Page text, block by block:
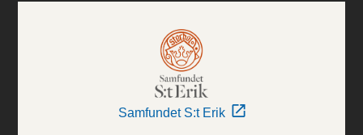
Samfundet S:t Erik